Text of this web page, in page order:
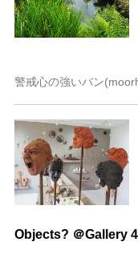
Objects? ＠Gallery